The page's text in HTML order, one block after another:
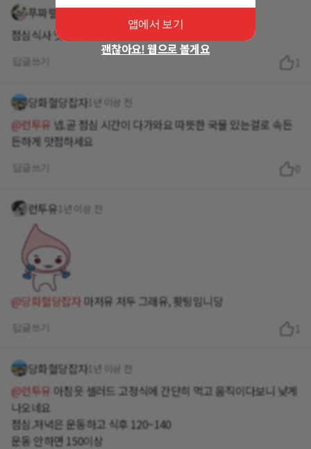
푸짜렐라
점심식사 맛있게 하셨어요?
1
당화혈당잡자1년 이상 전
@런투유 넵.곧 점심 시간이 다가와요 따뜻한 국물 있는걸로 속든
든하게 맛점하세요
런투유 1년 이상 전
@당화혈당잡자 마저유 저두 그래유, 홧팅임니당
1
당화혈당잡자1년 이상 전
@런투유 아침읏 셀러드 고정식에 간단히 먹고 움직이다보니 낮게
나오네요
점심.저녁은 운동하고 식후 120~140
운동 안하면 150이상
앱에서 보기
괜찮아요! 웹으로 볼게요